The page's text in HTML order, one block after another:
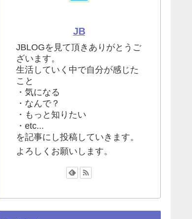
JB
JBLOGを見て頂きありがとうご
ざいます。
生活していく中で自分が感じた
こと
・気になる
・なんで？
・もっと知りたい
・etc...
を記事にし投稿していきます。
よろしくお願いします。